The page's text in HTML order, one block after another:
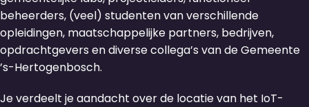
beheerders, (veel) studenten van verschillende
opleidingen, maatschappelijke partners, bedrijven,
opdrachtgevers en diverse collega’s van de Gemeente
’s-Hertogenbosch.
Je verdeelt je aandacht over de locatie van het IoT-